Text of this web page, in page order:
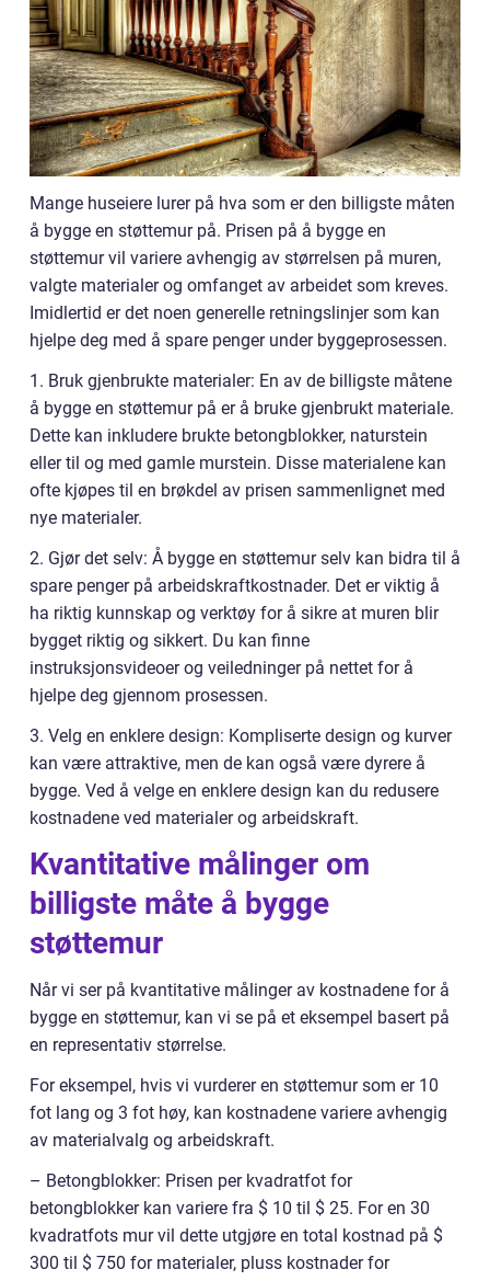
Mange huseiere lurer på hva som er den billigste måten
å bygge en støttemur på. Prisen på å bygge en
støttemur vil variere avhengig av størrelsen på muren,
valgte materialer og omfanget av arbeidet som kreves.
Imidlertid er det noen generelle retningslinjer som kan
hjelpe deg med å spare penger under byggeprosessen.
1. Bruk gjenbrukte materialer: En av de billigste måtene
å bygge en støttemur på er å bruke gjenbrukt materiale.
Dette kan inkludere brukte betongblokker, naturstein
eller til og med gamle murstein. Disse materialene kan
ofte kjøpes til en brøkdel av prisen sammenlignet med
nye materialer.
2. Gjør det selv: Å bygge en støttemur selv kan bidra til å
spare penger på arbeidskraftkostnader. Det er viktig å
ha riktig kunnskap og verktøy for å sikre at muren blir
bygget riktig og sikkert. Du kan finne
instruksjonsvideoer og veiledninger på nettet for å
hjelpe deg gjennom prosessen.
3. Velg en enklere design: Kompliserte design og kurver
kan være attraktive, men de kan også være dyrere å
bygge. Ved å velge en enklere design kan du redusere
kostnadene ved materialer og arbeidskraft.
Kvantitative målinger om
billigste måte å bygge
støttemur
Når vi ser på kvantitative målinger av kostnadene for å
bygge en støttemur, kan vi se på et eksempel basert på
en representativ størrelse.
For eksempel, hvis vi vurderer en støttemur som er 10
fot lang og 3 fot høy, kan kostnadene variere avhengig
av materialvalg og arbeidskraft.
– Betongblokker: Prisen per kvadratfot for
betongblokker kan variere fra $ 10 til $ 25. For en 30
kvadratfots mur vil dette utgjøre en total kostnad på $
300 til $ 750 for materialer, pluss kostnader for